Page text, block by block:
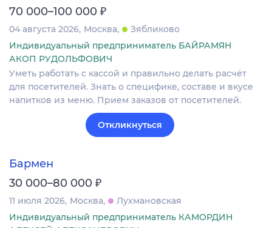
70 000–100 000 ₽
04 августа 2026 Москва
Зябликово
Индивидуальный предприниматель БАЙРАМЯН
АКОП РУДОЛЬФОВИЧ
Уметь работать с кассой и правильно делать расчёт
для посетителей. Знать о специфике, составе и вкусе
напитков из меню. Прием заказов от посетителей.
Откликнуться
Бармен
30 000–80 000 ₽
11 июля 2026 Москва
Лухмановская
Индивидуальный предприниматель КАМОРДИН